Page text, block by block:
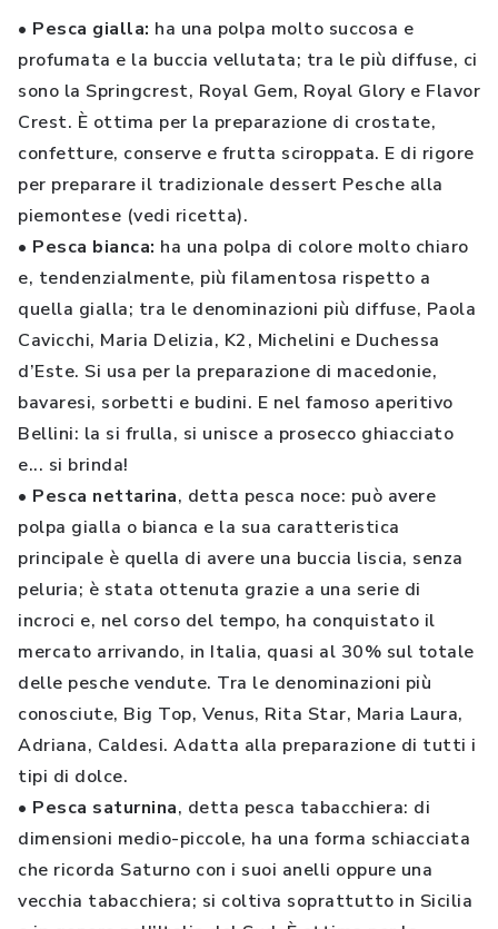
• Pesca gialla: ha una polpa molto succosa e
profumata e la buccia vellutata; tra le più diffuse, ci
sono la Springcrest, Royal Gem, Royal Glory e Flavor
Crest. È ottima per la preparazione di crostate,
confetture, conserve e frutta sciroppata. E di rigore
per preparare il tradizionale dessert Pesche alla
piemontese (vedi ricetta).
• Pesca bianca: ha una polpa di colore molto chiaro
e, tendenzialmente, più filamentosa rispetto a
quella gialla; tra le denominazioni più diffuse, Paola
Cavicchi, Maria Delizia, K2, Michelini e Duchessa
d’Este. Si usa per la preparazione di macedonie,
bavaresi, sorbetti e budini. E nel famoso aperitivo
Bellini: la si frulla, si unisce a prosecco ghiacciato
e... si brinda!
• Pesca nettarina, detta pesca noce: può avere
polpa gialla o bianca e la sua caratteristica
principale è quella di avere una buccia liscia, senza
peluria; è stata ottenuta grazie a una serie di
incroci e, nel corso del tempo, ha conquistato il
mercato arrivando, in Italia, quasi al 30% sul totale
delle pesche vendute. Tra le denominazioni più
conosciute, Big Top, Venus, Rita Star, Maria Laura,
Adriana, Caldesi. Adatta alla preparazione di tutti i
tipi di dolce.
• Pesca saturnina, detta pesca tabacchiera: di
dimensioni medio-piccole, ha una forma schiacciata
che ricorda Saturno con i suoi anelli oppure una
vecchia tabacchiera; si coltiva soprattutto in Sicilia